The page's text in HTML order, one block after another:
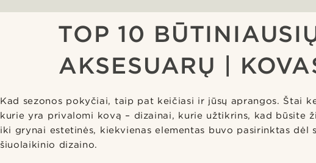
TOP 10
AKSESUARŲ |
Kad sezonos pokyčiai, taip pat keičiasi ir jūsų aprangos. Štai
kurie yra privalomi kovą – dizainai, kurie užtikrins, kad būsite
iki grynai estetinės, kiekvienas elementas buvo pasirinktas dėl
šiuolaikinio dizaino.